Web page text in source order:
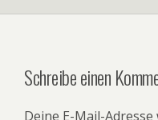
Schreibe einen
Deine E-Mail-